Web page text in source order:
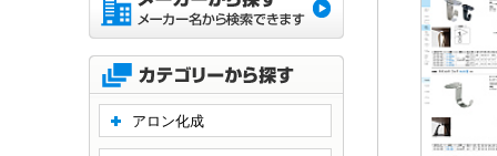
アロン化成